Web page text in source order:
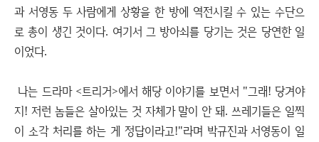
과 서영동 두 사람에게 상황을 한 방에 역전시킬 수 있는 수단으
로 총이 생긴 것이다. 여기서 그 방아쇠를 당기는 것은 당연한 일
이었다.
나는 드라마 <트리거>에서 해당 이야기를 보면서 "그래! 당겨야
지! 저런 놈들은 살아있는 것 자체가 말이 안 돼. 쓰레기들은 일찍
이 소각 처리를 하는 게 정답이라고!"라며 박규진과 서영동이 일